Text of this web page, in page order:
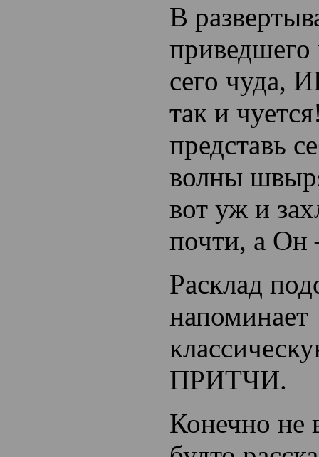
В
сего
так и
представь
волны
вот уж и
почти, а
Расклад
напоминает
ПРИТЧИ.
Конечно не